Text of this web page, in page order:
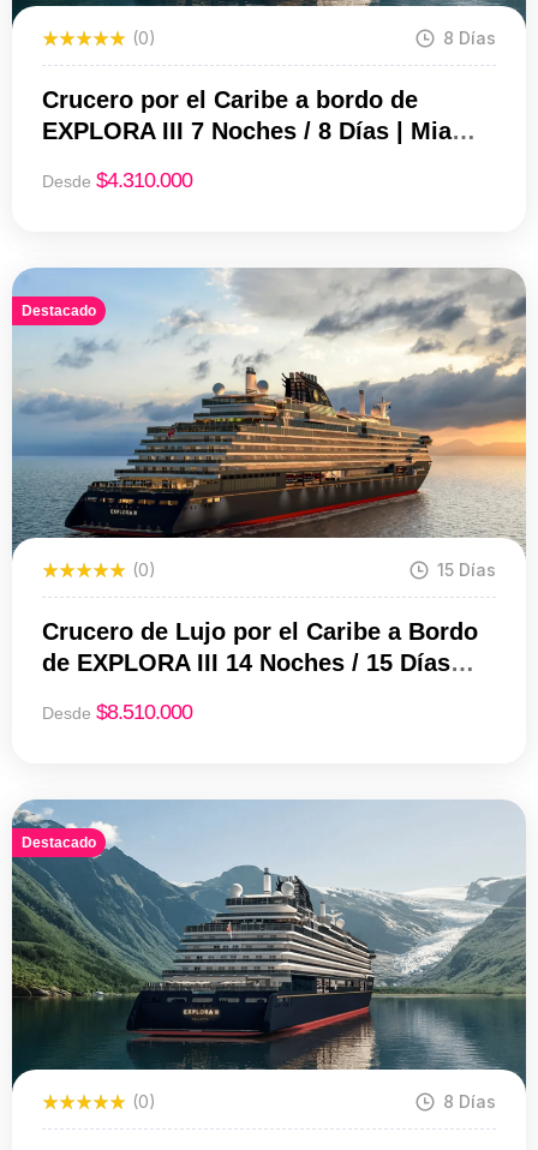
(0) 8 Días
Crucero por el Caribe a bordo de
EXPLORA III 7 Noches / 8 Días | Miami
persona
Desde $4.310.000
Destacado
(0) 15 Días
Crucero de Lujo por el Caribe a Bordo
de EXPLORA III 14 Noches / 15 Días
Desde $8.510.000
Destacado
(0) 8 Días